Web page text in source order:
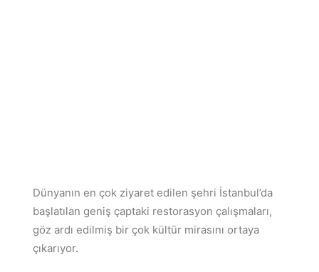
Dünyanın en çok ziyaret edilen şehri İstanbul’da
başlatılan geniş çaptaki restorasyon çalışmaları,
göz ardı edilmiş bir çok kültür mirasını ortaya
çıkarıyor.